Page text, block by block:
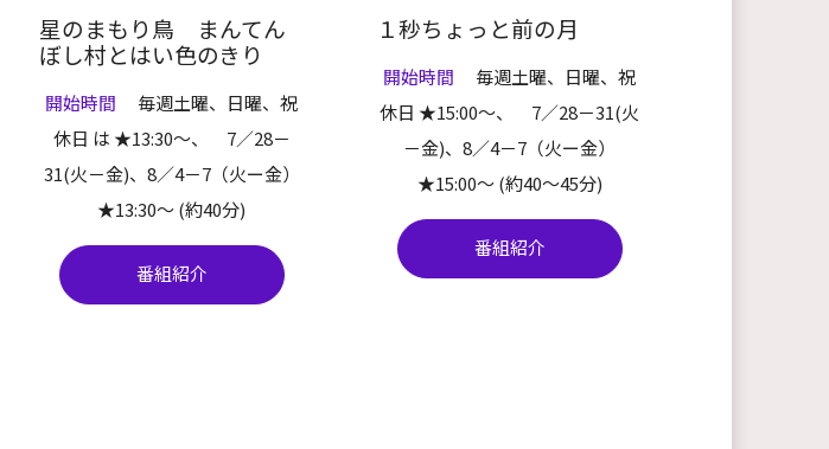
星のまもり鳥 まんてん
ぼし村とはい色のきり
開始時間
毎週土曜、日曜、祝
休日 は ★13:30～、 7／28－
31(火－金)、8／4－7（火ー金）
★13:30～ (約40分)
番組紹介
１秒ちょっと前の月
開始時間
毎週土曜、日曜、祝
休日 ★15:00～、 7／28－31(火
－金)、8／4－7（火ー金）
★15:00～ (約40～45分)
番組紹介